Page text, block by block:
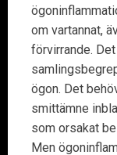
om vartannat,
förvirrande.
ögon. Det
smittämne
som orsakat
Men